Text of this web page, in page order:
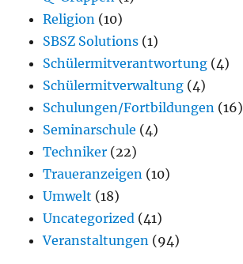
Religion (10)
SBSZ Solutions (1)
Schülermitverantwortung (4)
Schülermitverwaltung (4)
Schulungen/Fortbildungen (16)
Seminarschule (4)
Techniker (22)
Traueranzeigen (10)
Umwelt (18)
Uncategorized (41)
Veranstaltungen (94)